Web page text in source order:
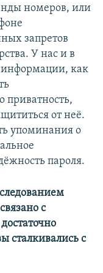
номеров, или
запретов
У нас и в
информации, как
приватность,
от неё.
упоминания о
пароля.
с
сталкивались с